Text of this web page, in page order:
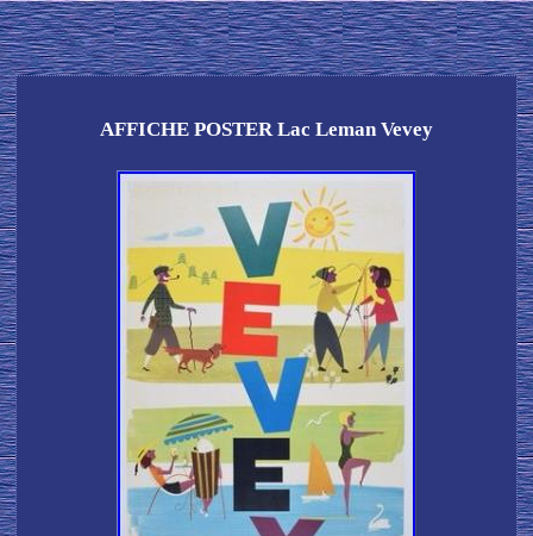
AFFICHE POSTER Lac Leman Vevey